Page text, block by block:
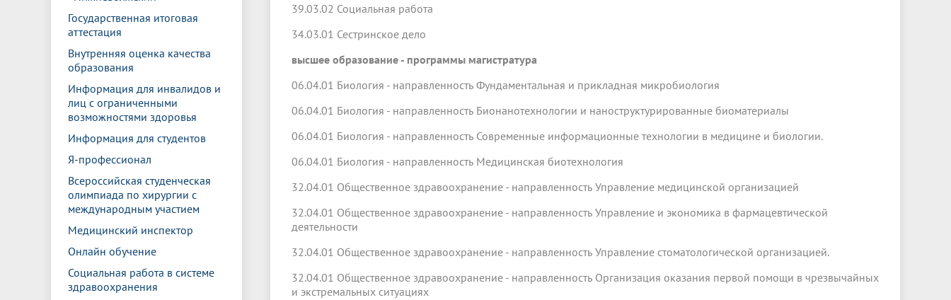
Государственная итоговая
аттестация
Внутренняя оценка качества
образования
Информация для инвалидов и
лиц с ограниченными
возможностями здоровья
Информация для студентов
Я-профессионал
Всероссийская студенческая
олимпиада по хирургии с
международным участием
Медицинский инспектор
Онлайн обучение
Социальная работа в системе
здравоохранения
39.03.02 Социальная работа
34.03.01 Сестринское дело
высшее образование - программы магистратура
06.04.01 Биология - направленность Фундаментальная и прикладная микробиология
06.04.01 Биология - направленность Бионанотехнологии и наноструктурированные биоматериалы
06.04.01 Биология - направленность Современные информационные технологии в медицине и биологии.
06.04.01 Биология - направленность Медицинская биотехнология
32.04.01 Общественное здравоохранение - направленность Управление медицинской организацией
32.04.01 Общественное здравоохранение - направленность Управление и экономика в фармацевтической
деятельности
32.04.01 Общественное здравоохранение - направленность Управление стоматологической организацией.
32.04.01 Общественное здравоохранение - направленность Организация оказания первой помощи в чрезвычайных
и экстремальных ситуациях